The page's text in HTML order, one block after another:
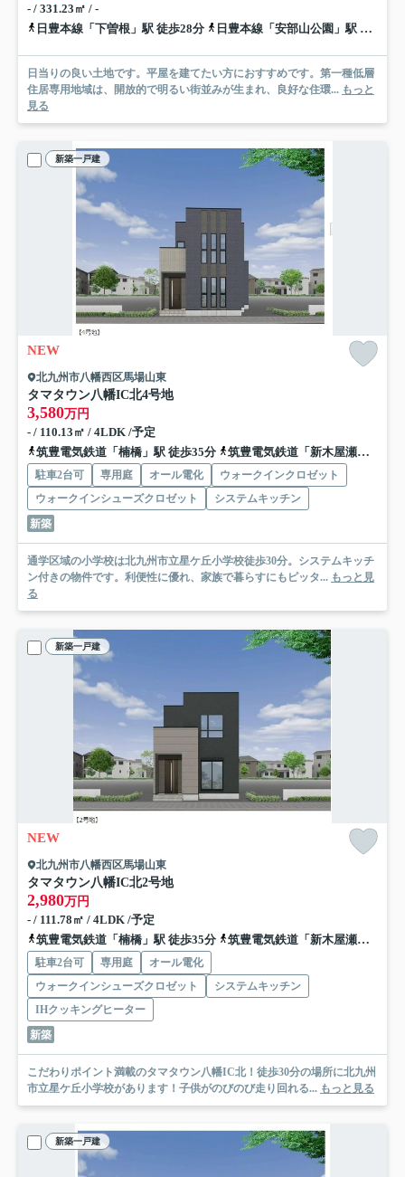
- / 331.23㎡ / -
日豊本線「下曽根」駅 徒歩28分
日豊本線「安部山公園」駅 徒歩35分
日当りの良い土地です。平屋を建てたい方におすすめです。第一種低層
住居専用地域は、開放的で明るい街並みが生まれ、良好な住環... もっと
見る
新築一戸建
NEW
北九州市八幡西区馬場山東
タマタウン八幡IC北4号地
3,580万円
- / 110.13㎡ / 4LDK /予定
筑豊電気鉄道「楠橋」駅 徒歩35分
筑豊電気鉄道「新木屋瀬」駅 徒歩35分
駐車2台可 専用庭 オール電化
ウォークインクロゼット
ウォークインシューズクロゼット
システムキッチン
新築
通学区域の小学校は北九州市立星ケ丘小学校徒歩30分。システムキッチ
ン付きの物件です。利便性に優れ、家族で暮らすにもピッタ... もっと見
る
新築一戸建
NEW
北九州市八幡西区馬場山東
タマタウン八幡IC北2号地
2,980万円
- / 111.78㎡ / 4LDK /予定
筑豊電気鉄道「楠橋」駅 徒歩35分
筑豊電気鉄道「新木屋瀬」駅 徒歩35分
駐車2台可 専用庭
オール電化
ウォークインシューズクロゼット
システムキッチン
IHクッキングヒーター
新築
こだわりポイント満載のタマタウン八幡IC北！徒歩30分の場所に北九州
市立星ケ丘小学校があります！子供がのびのび走り回れる... もっと見る
新築一戸建